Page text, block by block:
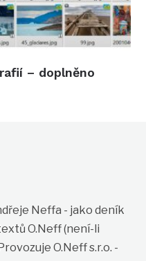
– doplněno
Neffa - jako deník
O.Neff (není-li
O.Neff s.r.o. -